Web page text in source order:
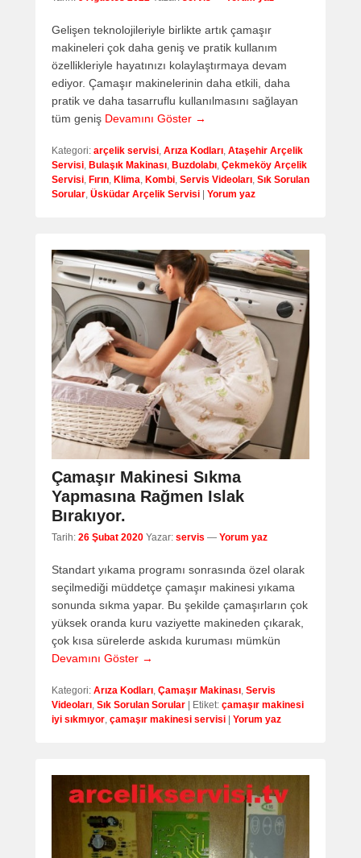
Gelişen teknolojileriyle birlikte artık çamaşır
makineleri çok daha geniş ve pratik kullanım
özellikleriyle hayatınızı kolaylaştırmaya devam
ediyor. Çamaşır makinelerinin daha etkili, daha
pratik ve daha tasarruflu kullanılmasını sağlayan
tüm geniş Devamını Göster →
Kategori: arçelik servisi, Arıza Kodları, Ataşehir Arçelik
Servisi, Bulaşık Makinası, Buzdolabı, Çekmeköy Arçelik
Servisi, Fırın, Klima, Kombi, Servis Videoları, Sık Sorulan
Sorular, Üsküdar Arçelik Servisi Yorum yaz
Çamaşır Makinesi Sıkma
Yapmasına Rağmen Islak
Bırakıyor.
Tarih: 26 Şubat 2020 Yazar: servis — Yorum yaz
Standart yıkama programı sonrasında özel olarak
seçilmediği müddetçe çamaşır makinesi yıkama
sonunda sıkma yapar. Bu şekilde çamaşırların çok
yüksek oranda kuru vaziyette makineden çıkarak,
çok kısa sürelerde askıda kuruması mümkün
Devamını Göster →
Kategori: Arıza Kodları, Çamaşır Makinası, Servis
Videoları, Sık Sorulan Sorular Etiket: çamaşır makinesi
iyi sıkmıyor, çamaşır makinesi servisi Yorum yaz